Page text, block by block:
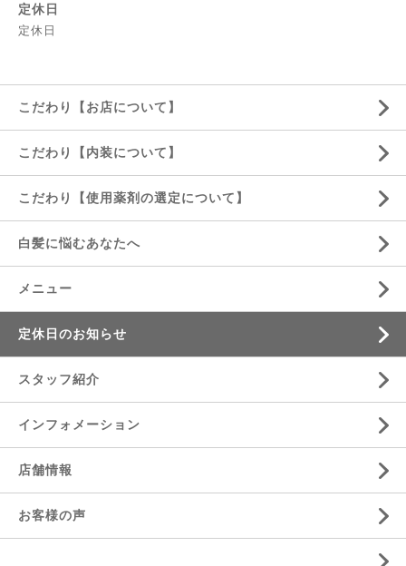
定休日
定休日
こだわり【お店について】
こだわり【内装について】
こだわり【使用薬剤の選定について】
白髪に悩むあなたへ
メニュー
定休日のお知らせ
スタッフ紹介
インフォメーション
店舗情報
お客様の声